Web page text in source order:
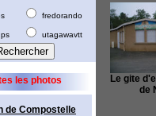
fredorando
utagawavtt
les photos
de Compostelle
Le gite
de